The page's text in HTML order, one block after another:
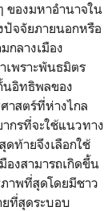
ของมหาอำนาจใน
จจัยภายนอกหรือ
กลางเมือง
เพราะพันธมิตร
นอิทธิพลของ
าสตร์ที่ห่างไกล
กรที่จะใช้แนวทาง
ดท้ายจึงเลือกใช้
องสามารถเกิดขึ้น
าพที่สุดโดยมีชาว
ที่สุดระบอบ